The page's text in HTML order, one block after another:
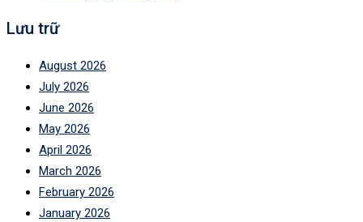
Lưu trữ
August 2026
July 2026
June 2026
May 2026
April 2026
March 2026
February 2026
January 2026